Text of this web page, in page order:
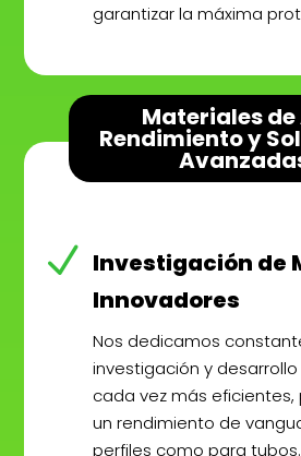
garantizar la máxima
Materiales
Rendimiento y
N Investigación de
Innovadores
Nos dedicamos
investigación y
cada vez más
un rendimiento de
perfiles como para